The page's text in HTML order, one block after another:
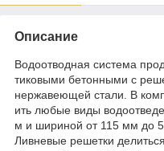
Описание
Водоотводная система
тиковыми бетонными с
нержавеющей стали. В
ить любые виды
м и шириной от 115 мм до
Ливневые решетки